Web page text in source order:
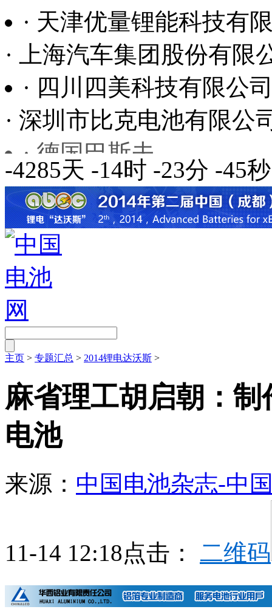
· 天津优量锂能科技有
· 上海汽车集团股份有限
· 四川四美科技有限公
· 深圳市比克电池有限公
· 德国巴斯夫
· 上海中兴派能能源科技
-4285天 -14时 -23分 -47秒
主页 > 专题汇总>2014锂电达沃斯>
麻省理工胡启朝：
电池
11-14 12:18点击： 二维码